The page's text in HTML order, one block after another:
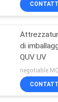
di
QUV UV
negotiable